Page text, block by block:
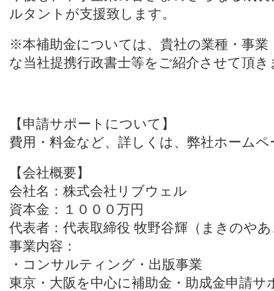
ルタントが支援致します。
※本補助金については、貴社の業種・事業
な当社提携行政書士等をご紹介させて頂き
【申請サポートについて】
費用・料金など、詳しくは、 弊社ホームペ
【会社概要】
会社名：株式会社リブウェル
資本金：１０００万円
代表者：代表取締役 牧野谷輝（まきのや
事業内容：
・コンサルティング・出版事業
東京・大阪を中心に補助金・助成金申請